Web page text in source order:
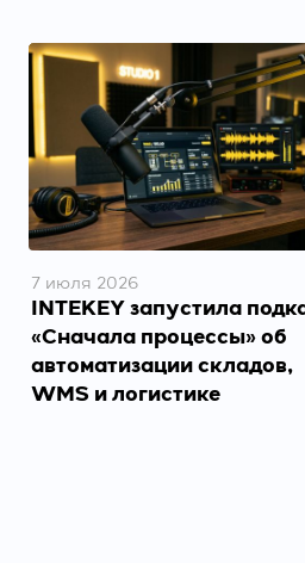
INTEKEY запустила
«Сначала процессы» об
автоматизации складов,
WMS и логистике
7 июля 2026